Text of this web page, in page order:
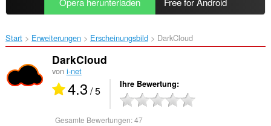
Start Erweiterungen Erscheinungsbild DarkCloud‎
DarkCloud
von i-net
4.3 / 5 Ihre Bewertung
Gesamte Bewertungen:47